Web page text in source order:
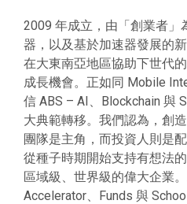
2009 年成立，由「創業者」
器，以及基於加速器發展的
在大東南亞地區協助下世代
成長機會。正如同 Mobile
信 ABS – AI、Blockchain 與
大典範轉移。我們認為，創
團隊是主角，而投資人則是
從種子時期開始支持有想法
區域級、世界級的偉大企業
Accelerator、Funds 與